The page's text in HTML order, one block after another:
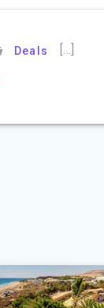
Deals […]